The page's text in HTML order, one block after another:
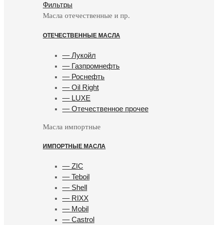
Фильтры
Масла отечественные и пр.
ОТЕЧЕСТВЕННЫЕ МАСЛА
— Лукойл
— Газпромнефть
— Роснефть
— Oil Right
— LUXE
— Отечественное прочее
Масла импортные
ИМПОРТНЫЕ МАСЛА
— ZIC
— Teboil
— Shell
— RIXX
— Mobil
— Castrol